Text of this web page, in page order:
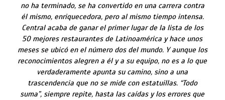
no ha terminado, se ha convertido en una carrera contra
él mismo, enriquecedora, pero al mismo tiempo intensa.
Central acaba de ganar el primer lugar de la lista de los
50 mejores restaurantes de Latinoamérica y hace unos
meses se ubicó en el número dos del mundo. Y aunque los
reconocimientos alegren a él y a su equipo, no es a lo que
verdaderamente apunta su camino, sino a una
trascendencia que no se mide con estatuillas. “Todo
suma”, siempre repite, hasta las caídas y los errores que